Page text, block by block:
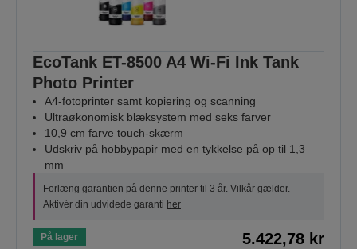
EcoTank ET-8500 A4 Wi-Fi Ink Tank
Photo Printer
A4-fotoprinter samt kopiering og scanning
Ultraøkonomisk blæksystem med seks farver
10,9 cm farve touch-skærm
Udskriv på hobbypapir med en tykkelse på op til 1,3
mm
Forlæng garantien på denne printer til 3 år. Vilkår gælder.
Aktivér din udvidede garanti her
På lager 5.422,78 kr